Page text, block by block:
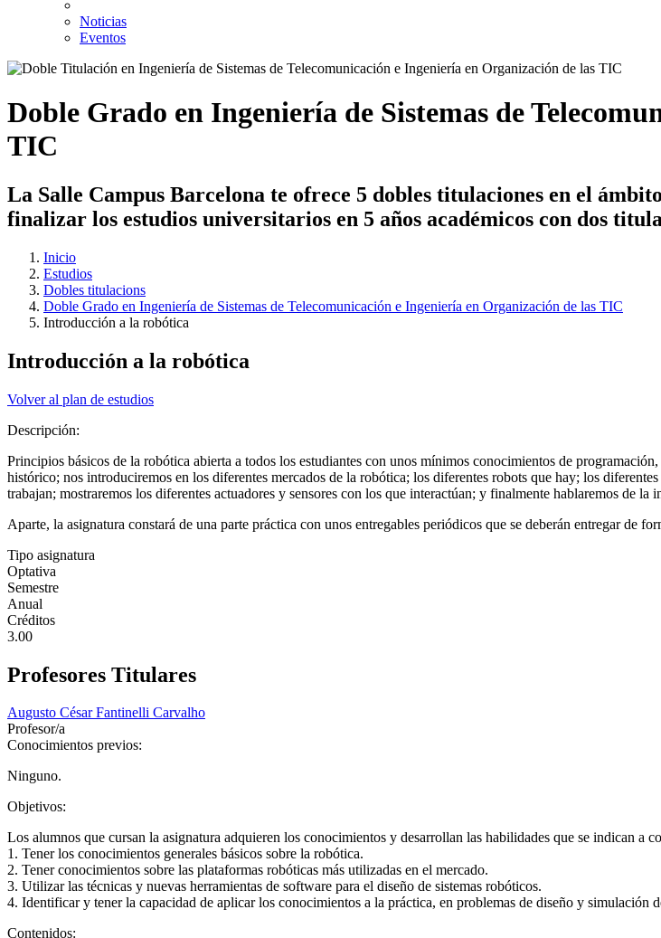
Noticias
Eventos
Doble Grado en Ingeniería de Sistemas de
TIC
La Salle Campus Barcelona te ofrece 5 dobles titulaciones en el
finalizar los estudios universitarios en 5 años académicos con dos
Inicio
Estudios
Dobles titulacions
Doble Grado en Ingeniería de Sistemas de Telecomunicación e Ingeniería en Organización de las TIC
Introducción a la robótica
Introducción a la robótica
Volver al plan de estudios
Descripción:
Principios básicos de la robótica abierta a todos los estudiantes con unos mínimos conocimientos de
histórico; nos introduciremos en los diferentes mercados de la robótica; los diferentes robots que hay; los
trabajan; mostraremos los diferentes actuadores y sensores con los que interactúan; y finalmente hablaremos de la
Aparte, la asignatura constará de una parte práctica con unos entregables periódicos que se deberán entregar de
Tipo asignatura
Optativa
Semestre
Anual
Créditos
3.00
Profesores Titulares
Augusto César Fantinelli Carvalho
Profesor/a
Conocimientos previos:
Ninguno.
Objetivos:
Los alumnos que cursan la asignatura adquieren los conocimientos y desarrollan las habilidades que se indican a
1. Tener los conocimientos generales básicos sobre la robótica.
2. Tener conocimientos sobre las plataformas robóticas más utilizadas en el mercado.
3. Utilizar las técnicas y nuevas herramientas de software para el diseño de sistemas robóticos.
4. Identificar y tener la capacidad de aplicar los conocimientos a la práctica, en problemas de diseño y simulación
Contenidos: